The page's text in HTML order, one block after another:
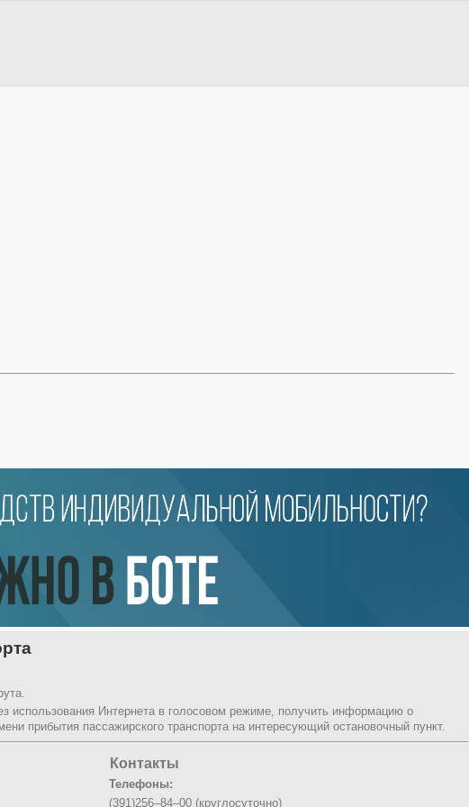
использования Интернета в голосовом режиме, получить информацию о
прибытия пассажирского транспорта на интересующий остановочный пункт.
Контакты
Телефоны:
(391)256–84–00 (круглосуточно)